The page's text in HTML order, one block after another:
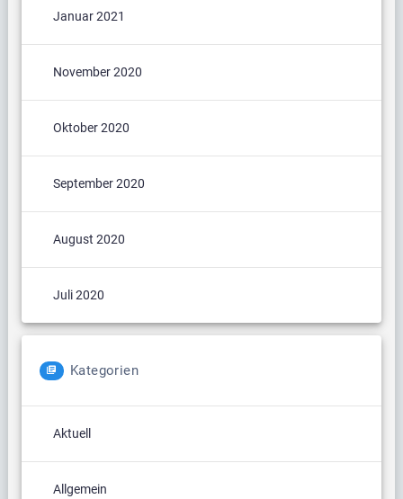
Januar 2021
November 2020
Oktober 2020
September 2020
August 2020
Juli 2020
Kategorien
Aktuell
Allgemein